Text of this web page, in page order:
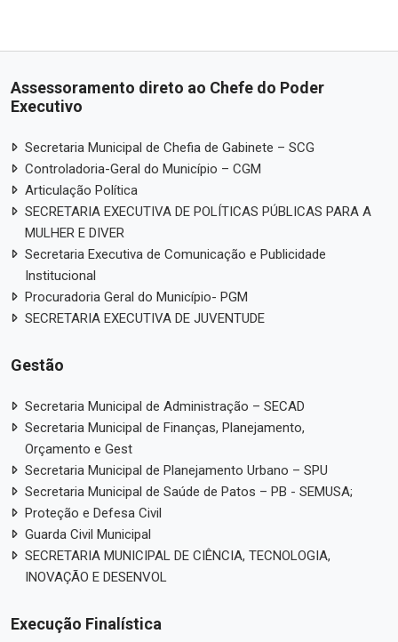
Assessoramento direto ao Chefe do Poder
Executivo
Secretaria Municipal de Chefia de Gabinete – SCG
Controladoria-Geral do Município – CGM
Articulação Política
SECRETARIA EXECUTIVA DE POLÍTICAS PÚBLICAS PARA A
MULHER E DIVER
Secretaria Executiva de Comunicação e Publicidade
Institucional
Procuradoria Geral do Município- PGM
SECRETARIA EXECUTIVA DE JUVENTUDE
Gestão
Secretaria Municipal de Administração – SECAD
Secretaria Municipal de Finanças, Planejamento,
Orçamento e Gest
Secretaria Municipal de Planejamento Urbano – SPU
Secretaria Municipal de Saúde de Patos – PB - SEMUSA;
Proteção e Defesa Civil
Guarda Civil Municipal
SECRETARIA MUNICIPAL DE CIÊNCIA, TECNOLOGIA,
INOVAÇÃO E DESENVOL
Execução Finalística